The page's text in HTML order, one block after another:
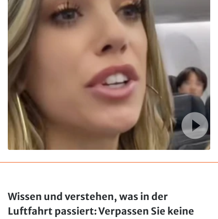
Wissen und verstehen, was in der
Luftfahrt passiert: Verpassen Sie keine